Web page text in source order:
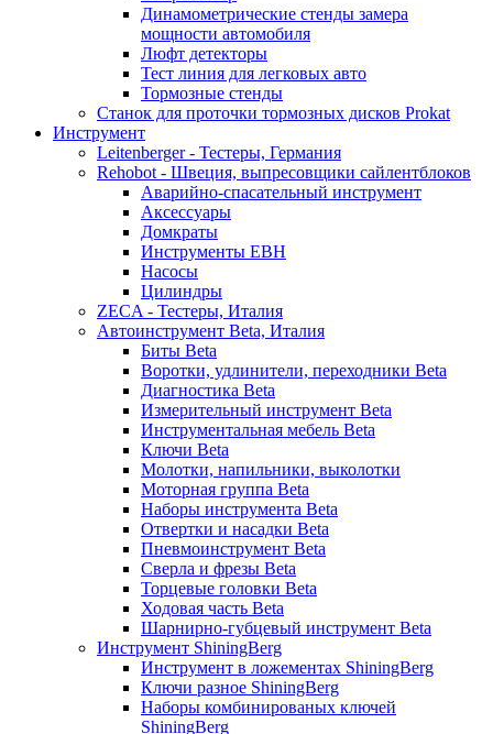
Динамометрические стенды замера
мощности автомобиля
Люфт детекторы
Тест линия для легковых авто
Тормозные стенды
Станок для проточки тормозных дисков Prokat
Инструмент
Leitenberger - Тестеры, Германия
Rehobot - Швеция, выпресовщики сайлентблоков
Аварийно-спасательный инструмент
Аксессуары
Домкраты
Инструменты EBH
Насосы
Цилиндры
ZECA - Тестеры, Италия
Автоинструмент Beta, Италия
Биты Beta
Воротки, удлинители, переходники Beta
Диагностика Beta
Измерительный инструмент Beta
Инструментальная мебель Beta
Ключи Beta
Молотки, напильники, выколотки
Моторная группа Beta
Наборы инструмента Beta
Отвертки и насадки Beta
Пневмоинструмент Beta
Сверла и фрезы Beta
Торцевые головки Beta
Ходовая часть Beta
Шарнирно-губцевый инструмент Beta
Инструмент ShiningBerg
Инструмент в ложементах ShiningBerg
Ключи разное ShiningBerg
Наборы комбинированых ключей
ShiningBerg